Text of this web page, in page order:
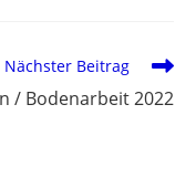
Nächster Beitrag
/ Bodenarbeit 2022